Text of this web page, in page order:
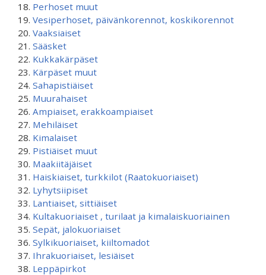
Perhoset muut
Vesiperhoset, päivänkorennot, koskikorennot
Vaaksiaiset
Sääsket
Kukkakärpäset
Kärpäset muut
Sahapistiäiset
Muurahaiset
Ampiaiset, erakkoampiaiset
Mehiläiset
Kimalaiset
Pistiäiset muut
Maakiitäjäiset
Haiskiaiset, turkkilot (Raatokuoriaiset)
Lyhytsiipiset
Lantiaiset, sittiäiset
Kultakuoriaiset , turilaat ja kimalaiskuoriainen
Sepät, jalokuoriaiset
Sylkikuoriaiset, kiiltomadot
Ihrakuoriaiset, lesiäiset
Leppäpirkot